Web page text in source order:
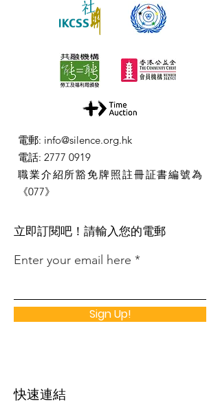
電郵: info@silence.org.hk
電話: 2777 0919
職業介紹所豁免牌照註冊証書編號為
《077》
​立即訂閱吧！請輸入您的電郵
Enter your email here
Sign Up!
快速連結